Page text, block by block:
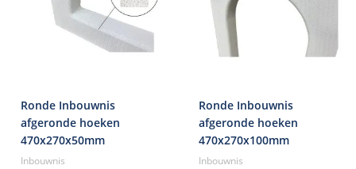
Ronde Inbouwnis
afgeronde hoeken
470x270x50mm
Inbouwnis
Ronde Inbouwnis
afgeronde hoeken
470x270x100mm
Inbouwnis